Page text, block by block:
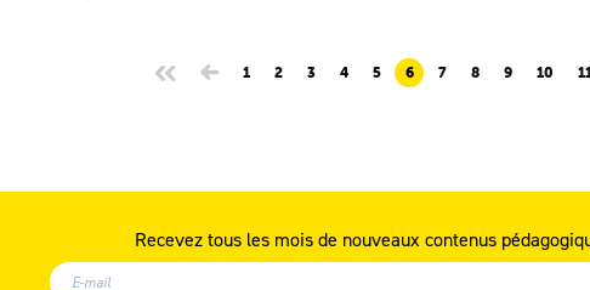
1 2 3 4 5 6 7 8 9 10
Recevez tous les mois de nouveaux contenus